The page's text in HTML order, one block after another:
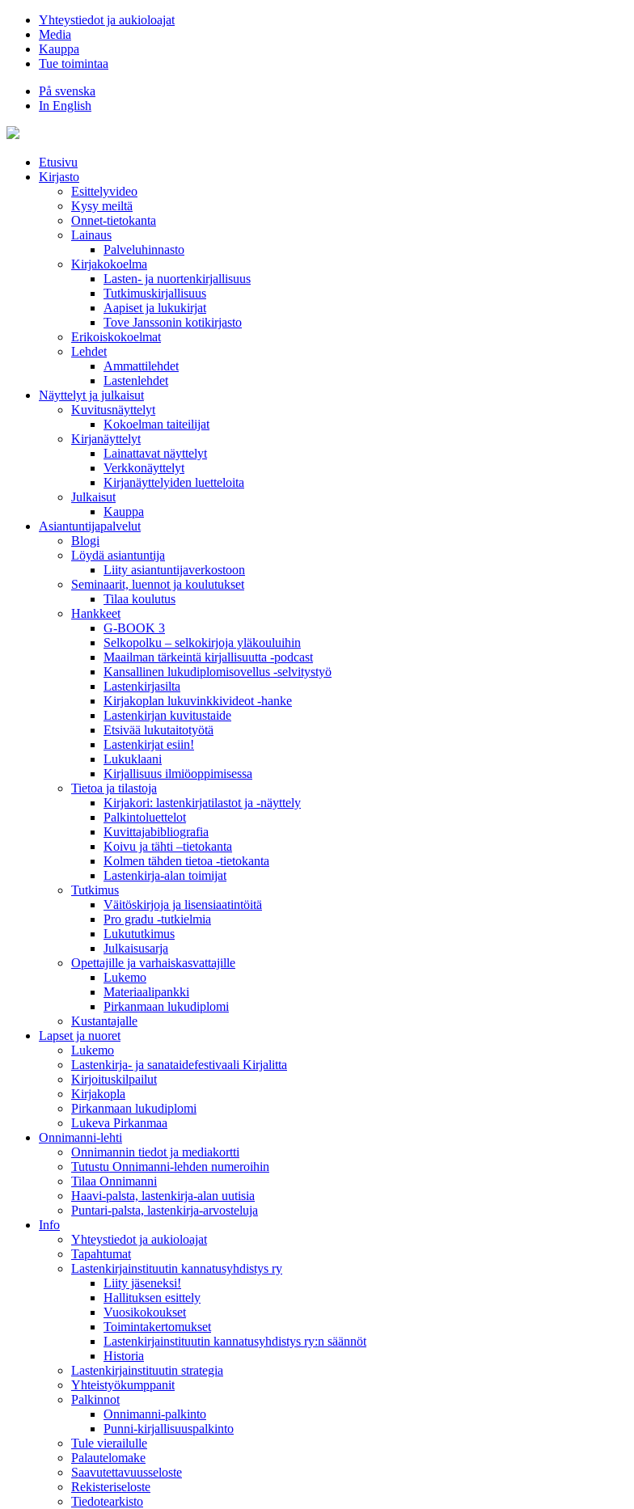
Hyppää
sisältöön
Yhteystiedot ja aukioloajat
Media
Kauppa
Tue toimintaa
På svenska
In English
Etusivu
Kirjasto
Esittelyvideo
Kysy meiltä
Onnet-tietokanta
Lainaus
Palveluhinnasto
Kirjakokoelma
Lasten- ja nuortenkirjallisuus
Tutkimuskirjallisuus
Aapiset ja lukukirjat
Tove Janssonin kotikirjasto
Erikoiskokoelmat
Lehdet
Ammattilehdet
Lastenlehdet
Näyttelyt ja julkaisut
Kuvitusnäyttelyt
Kokoelman taiteilijat
Kirjanäyttelyt
Lainattavat näyttelyt
Verkkonäyttelyt
Kirjanäyttelyiden luetteloita
Julkaisut
Kauppa
Asiantuntija­palvelut
Blogi
Löydä asiantuntija
Liity asiantuntijaverkostoon
Seminaarit, luennot ja koulutukset
Tilaa koulutus
Hankkeet
G-BOOK 3
Selkopolku – selkokirjoja yläkouluihin
Maailman tärkeintä kirjallisuutta -podcast
Kansallinen lukudiplomisovellus -selvitystyö
Lastenkirjasilta
Kirjakoplan lukuvinkkivideot -hanke
Lastenkirjan kuvitustaide
Etsivää lukutaitotyötä
Lastenkirjat esiin!
Lukuklaani
Kirjallisuus ilmiöoppimisessa
Tietoa ja tilastoja
Kirjakori: lastenkirjatilastot ja -näyttely
Palkintoluettelot
Kuvittaja­bibliografia
Koivu ja tähti –tietokanta
Kolmen tähden tietoa -tietokanta
Lastenkirja-alan toimijat
Tutkimus
Väitöskirjoja ja lisensiaatintöitä
Pro gradu -tutkielmia
Lukututkimus
Julkaisusarja
Opettajille ja varhaiskasvattajille
Lukemo
Materiaalipankki
Pirkanmaan lukudiplomi
Kustantajalle
Lapset ja nuoret
Lukemo
Lastenkirja- ja sanataidefestivaali Kirjalitta
Kirjoituskilpailut
Kirjakopla
Pirkanmaan lukudiplomi
Lukeva Pirkanmaa
Onnimanni-lehti
Onnimannin tiedot ja mediakortti
Tutustu Onnimanni-lehden numeroihin
Tilaa Onnimanni
Haavi-palsta, lastenkirja-alan uutisia
Puntari-palsta, lastenkirja-arvosteluja
Info
Yhteystiedot ja aukioloajat
Tapahtumat
Lastenkirjainstituutin kannatusyhdistys ry
Liity jäseneksi!
Hallituksen esittely
Vuosikokoukset
Toimintakertomukset
Lastenkirjainstituutin kannatusyhdistys ry:n säännöt
Historia
Lastenkirjainstituutin strategia
Yhteistyökumppanit
Palkinnot
Onnimanni-palkinto
Punni-kirjallisuuspalkinto
Tule vierailulle
Palautelomake
Saavutettavuusseloste
Rekisteriseloste
Tiedotearkisto